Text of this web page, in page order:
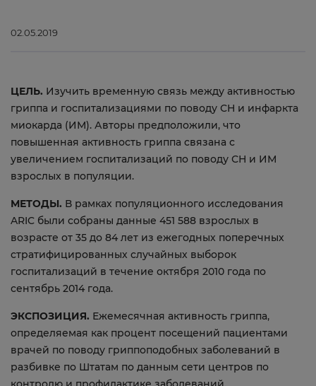
02.05.2019
ЦЕЛЬ. Изучить временную связь между активностью
гриппа и госпитализациями по поводу СН и инфаркта
миокарда (ИМ). Авторы предположили, что
повышенная активность гриппа связана с
увеличением госпитализаций по поводу СН и ИМ
взрослых в популяции.
МЕТОДЫ. В рамках популяционного исследования
ARIC были собраны данные 451 588 взрослых в
возрасте от 35 до 84 лет из ежегодных поперечных
стратифицированных случайных выборок
госпитализаций в течение октября 2010 года по
сентябрь 2014 года.
ЭКСПОЗИЦИЯ. Ежемесячная активность гриппа,
определяемая как процент посещений пациентами
врачей по поводу гриппоподобных заболеваний в
разбивке по Штатам по данным сети центров по